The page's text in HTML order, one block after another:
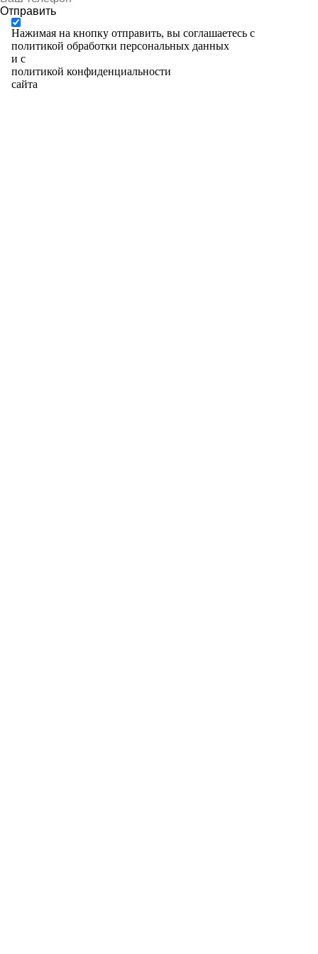
Отправить
Нажимая на кнопку отправить, вы соглашаетесь с
политикой обработки персональных данных
и с
политикой конфиденциальности
сайта